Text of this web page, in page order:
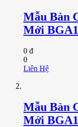
Mẫu Bàn
Mới
0 đ
0
Liên Hệ
Mẫu Bàn
Mới